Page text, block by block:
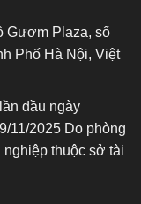
Gươm Plaza, số
Phố Hà Nội, Việt
đầu ngày
11/2025 Do phòng
thuộc sở tài